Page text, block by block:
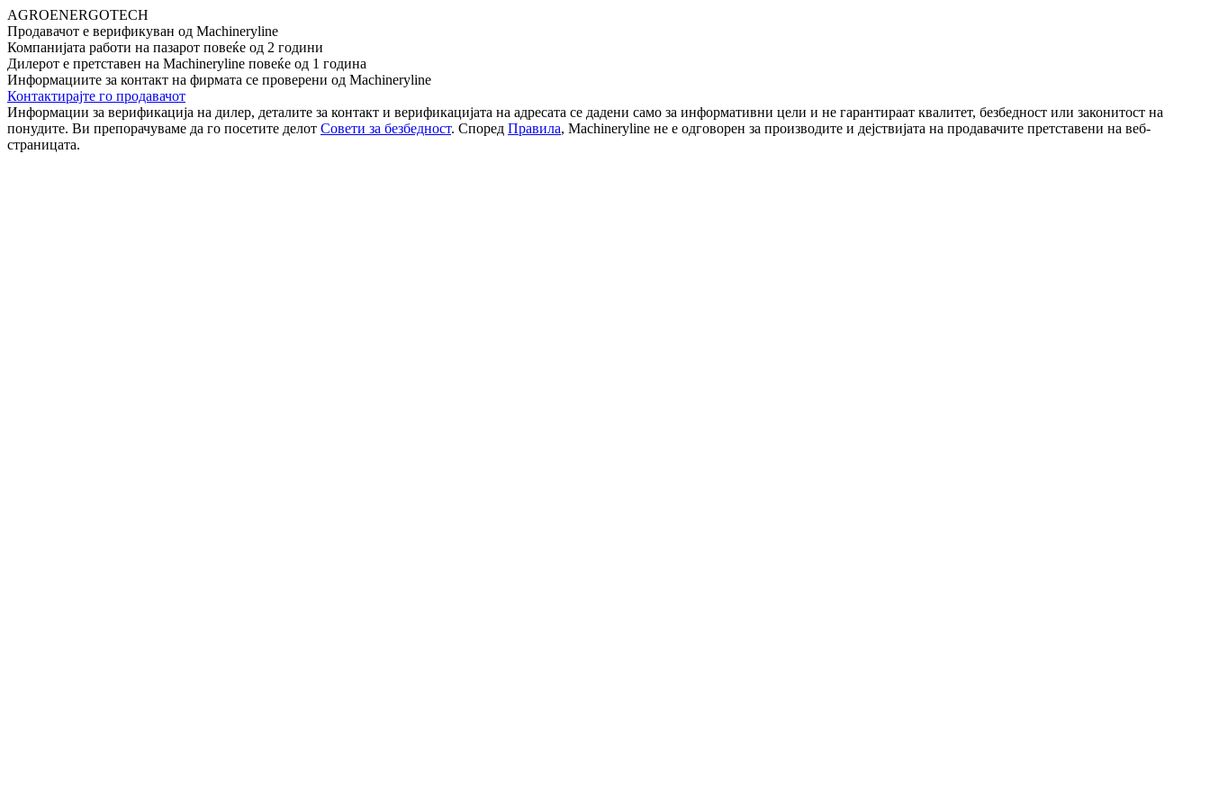
AGROENERGOTECH
Продавачот е верификуван од Machineryline
Компанијата работи на пазарот повеќе од 2 години
Дилерот е претставен на Machineryline повеќе од 1 година
Информациите за контакт на фирмата се проверени од Machineryline
Контактирајте го продавачот
Информации за верификација на дилер, деталите за контакт и верификацијата на адресата се дадени само за информативни цели и не гарантираат квалитет, безбедност или законитост на
понудите. Ви препорачуваме да го посетите делот Совети за безбедност. Според Правила, Machineryline не е одговорен за производите и дејствијата на продавачите претставени на веб-
страницата.